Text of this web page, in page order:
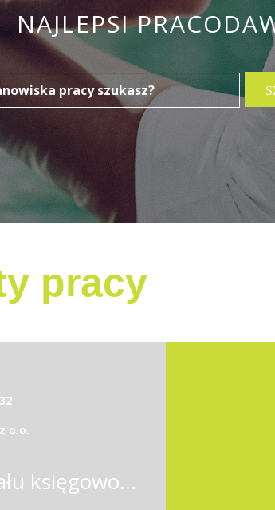
NAJLEPSI
pracy
o.o.
Kierownik / Kierowniczka działu księgowości